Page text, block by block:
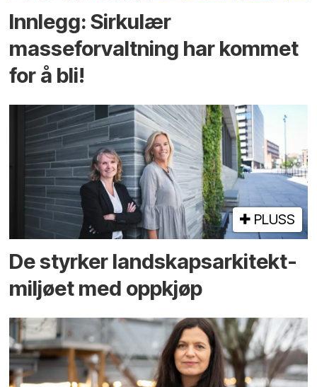
Innlegg: Sirkulær
masseforvaltning har kommet
for å bli!
PLUSS
De styrker landskaps­arkitekt­
miljøet med oppkjøp